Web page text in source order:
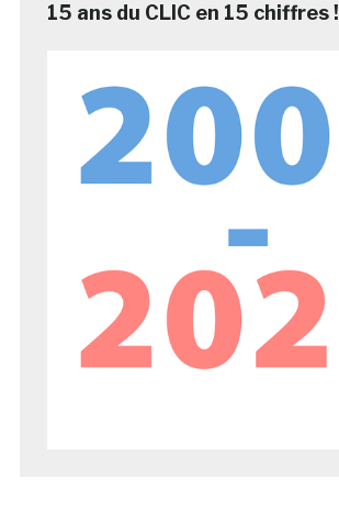
15 ans du CLIC en 15 chiffres !